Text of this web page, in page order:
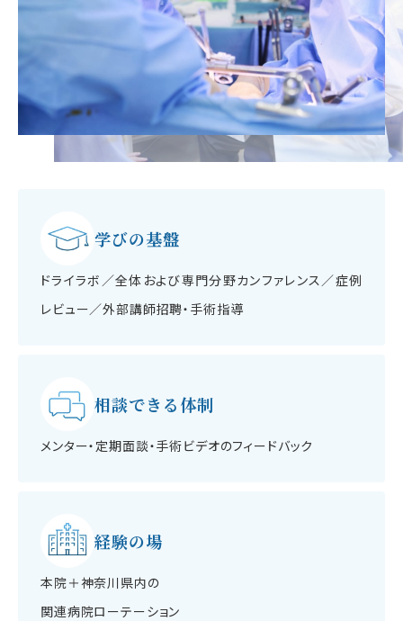
学びの基盤
ドライラボ／全体および専門分野カンファレンス／症例
レビュー／外部講師招聘・手術指導
相談できる体制
メンター・定期面談・手術ビデオのフィードバック
経験の場
本院＋神奈川県内の
関連病院ローテーション